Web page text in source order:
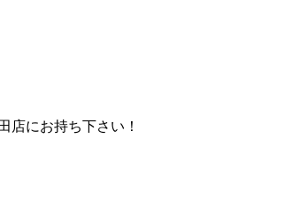
店にお持ち下さい！